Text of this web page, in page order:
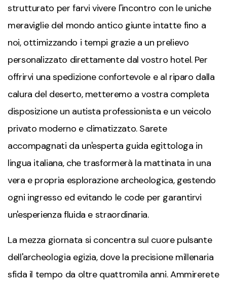
strutturato per farvi vivere l'incontro con le uniche
meraviglie del mondo antico giunte intatte fino a
noi, ottimizzando i tempi grazie a un prelievo
personalizzato direttamente dal vostro hotel. Per
offrirvi una spedizione confortevole e al riparo dalla
calura del deserto, metteremo a vostra completa
disposizione un autista professionista e un veicolo
privato moderno e climatizzato. Sarete
accompagnati da un'esperta guida egittologa in
lingua italiana, che trasformerà la mattinata in una
vera e propria esplorazione archeologica, gestendo
ogni ingresso ed evitando le code per garantirvi
un'esperienza fluida e straordinaria.
La mezza giornata si concentra sul cuore pulsante
dell'archeologia egizia, dove la precisione millenaria
sfida il tempo da oltre quattromila anni. Ammirerete